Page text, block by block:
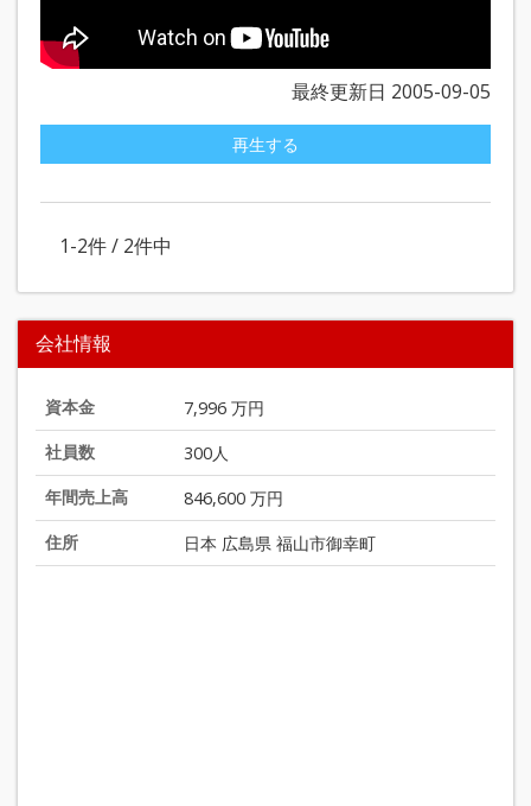
最終更新日 2005-09-05
再生する
1-2件 / 2件中
会社情報
資本金
7,996 万円
社員数
300人
年間売上高
846,600 万円
住所
日本 広島県 福山市御幸町